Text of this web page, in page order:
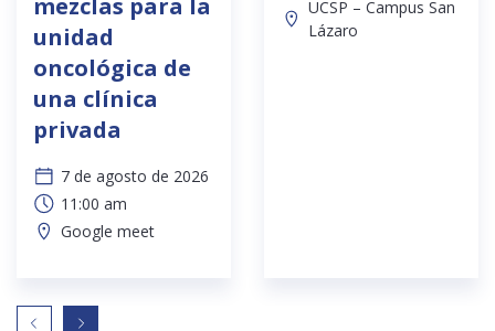
mezclas para la
unidad
oncológica de
una clínica
privada
7 de agosto de 2026
11:00 am
Google meet
UCSP – Campus San
Lázaro